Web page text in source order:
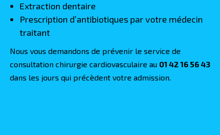
Extraction dentaire
Prescription d’antibiotiques par votre médecin
traitant
Nous vous demandons de prévenir le service de
consultation chirurgie cardiovasculaire au 01 42 16 56 43
dans les jours qui précèdent votre admission.